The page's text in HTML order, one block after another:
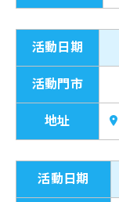
活動日期
活動門市
地址
活動日期